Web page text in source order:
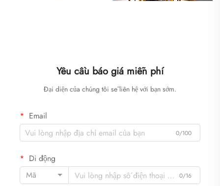
Yêu cầu báo giá miễn phí
Đại diện của chúng tôi sẽ liên hệ với bạn sớm.
Email
0/100
Di động
Mã
0/16